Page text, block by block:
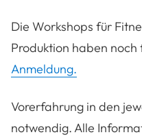
Die Workshops für
Produktion haben noch
Anmeldung.
Vorerfahrung in den
notwendig. Alle